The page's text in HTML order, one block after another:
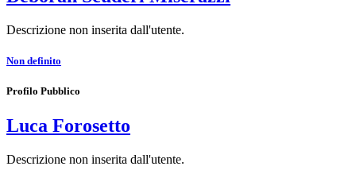
Descrizione non inserita dall'utente.
Non definito
Profilo Pubblico
Luca Forosetto
Descrizione non inserita dall'utente.